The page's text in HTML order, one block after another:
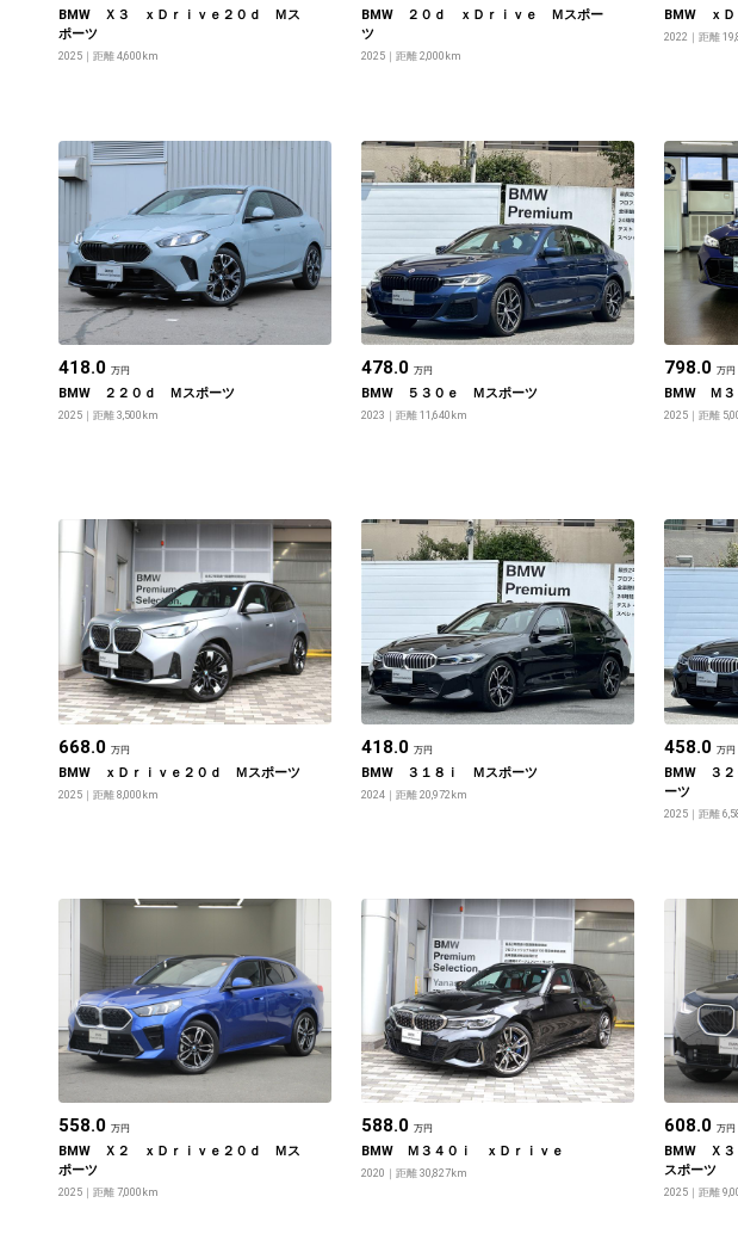
BMW Ｘ３ ｘＤｒｉｖｅ２０ｄ Ｍス
ポーツ
2025 距離 4,600km
BMW ２０ｄ ｘＤｒｉｖｅ Ｍスポー
ツ
2025 距離 2,000km
BMW ｘＤ
2022 距離
418.0 万円
BMW ２２０ｄ Ｍスポーツ
2025 距離 3,500km
478.0 万円
BMW ５３０ｅ Ｍスポーツ
2023 距離 11,640km
798.0 万円
BMW Ｍ３
2025 距離
668.0 万円
BMW ｘＤｒｉｖｅ２０ｄ Ｍスポーツ
2025 距離 8,000km
418.0 万円
BMW ３１８ｉ Ｍスポーツ
2024 距離 20,972km
458.0 万円
BMW ３
ーツ
2025 距離
558.0 万円
BMW Ｘ２ ｘＤｒｉｖｅ２０ｄ Ｍス
ポーツ
2025 距離 7,000km
588.0 万円
BMW Ｍ３４０ｉ ｘＤｒｉｖｅ
2020 距離 30,827km
608.0 万円
BMW Ｘ
スポーツ
2025 距離